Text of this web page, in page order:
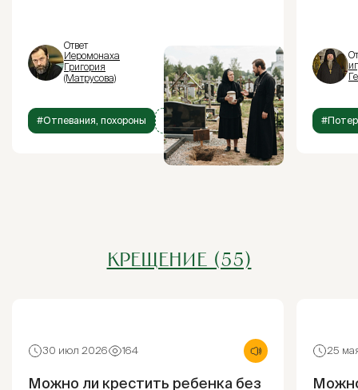
Ответ
Иеромонаха
Григория
(Матрусова)
#Отпевания, похороны +1
КРЕЩЕНИЕ (55)
30 июл 2026 164
Можно ли крестить ребенка без
25